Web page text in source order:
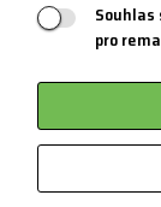
pro